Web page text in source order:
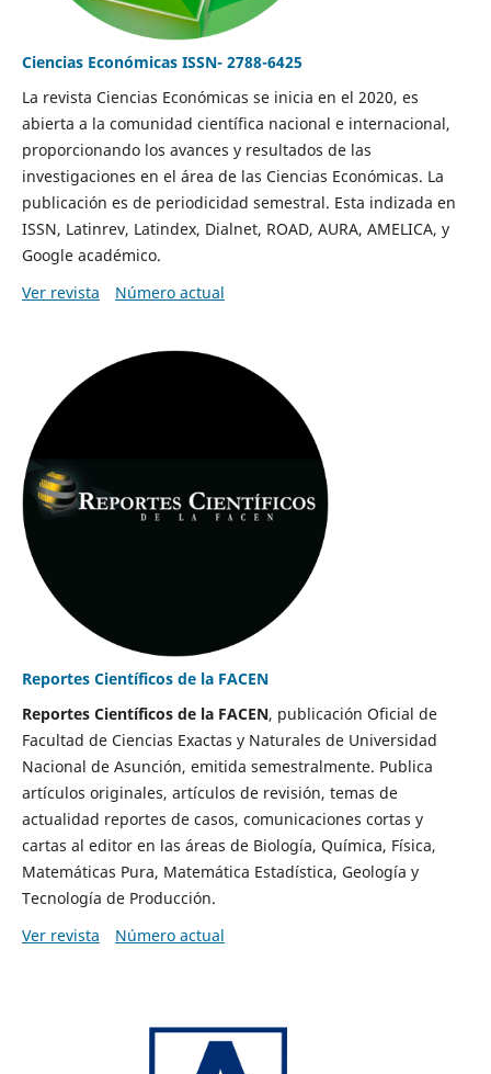
Ciencias Económicas ISSN- 2788-6425
La revista Ciencias Económicas se inicia en el 2020, es
abierta a la comunidad científica nacional e internacional,
proporcionando los avances y resultados de las
investigaciones en el área de las Ciencias Económicas. La
publicación es de periodicidad semestral. Esta indizada en
ISSN, Latinrev, Latindex, Dialnet, ROAD, AURA, AMELICA, y
Google académico.
Ver revista
Número actual
Reportes Científicos de la FACEN
Reportes Científicos de la FACEN, publicación Oficial de
Facultad de Ciencias Exactas y Naturales de Universidad
Nacional de Asunción, emitida semestralmente. Publica
artículos originales, artículos de revisión, temas de
actualidad reportes de casos, comunicaciones cortas y
cartas al editor en las áreas de Biología, Química, Física,
Matemáticas Pura, Matemática Estadística, Geología y
Tecnología de Producción.
Ver revista
Número actual